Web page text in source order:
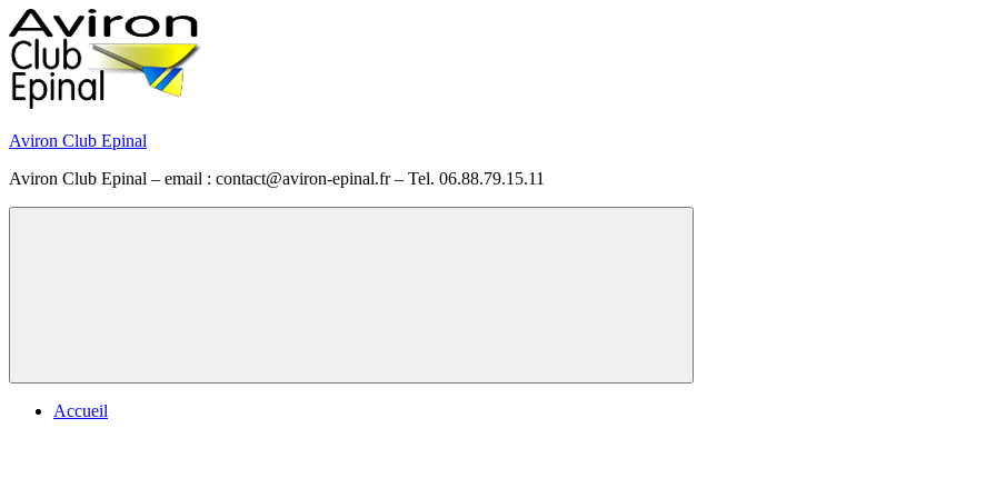
Skip
to
content
Aviron Club Epinal
Aviron Club Epinal – email : contact@aviron-epinal.fr – Tel. 06.88.79.15.11
Menu
Accueil